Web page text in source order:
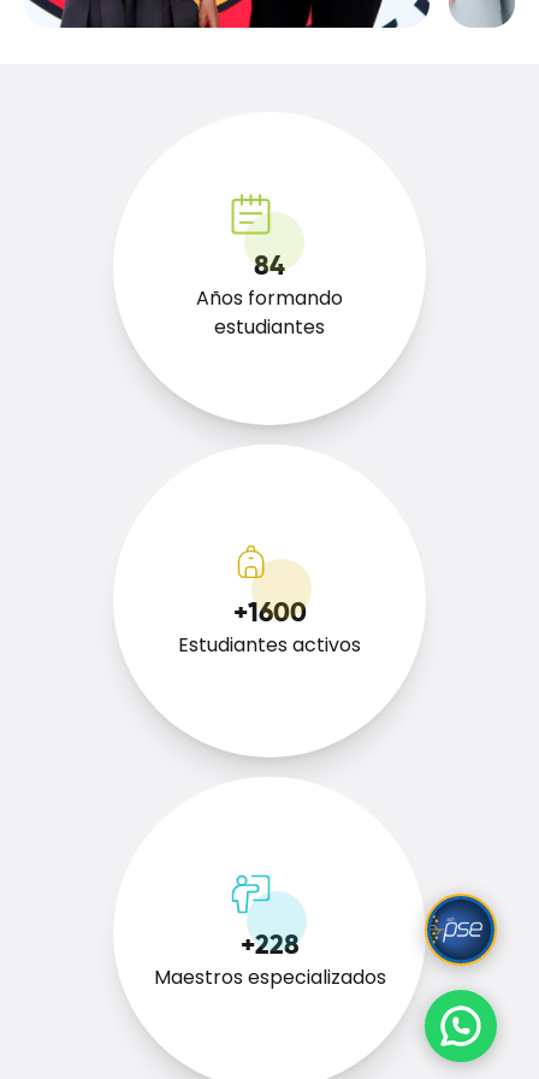
84
Años formando
estudiantes
+1600
Estudiantes activos
+228
Maestros especializados